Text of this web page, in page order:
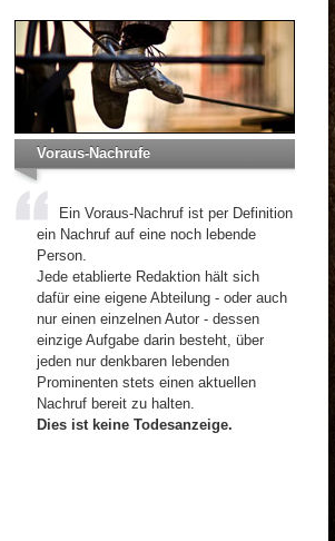
Voraus-Nachrufe
Ein Voraus-Nachruf ist per Definition
ein Nachruf auf eine noch lebende
Person.
Jede etablierte Redaktion hält sich
dafür eine eigene Abteilung - oder auch
nur einen einzelnen Autor - dessen
einzige Aufgabe darin besteht, über
jeden nur denkbaren lebenden
Prominenten stets einen aktuellen
Nachruf bereit zu halten.
Dies ist keine Todesanzeige.